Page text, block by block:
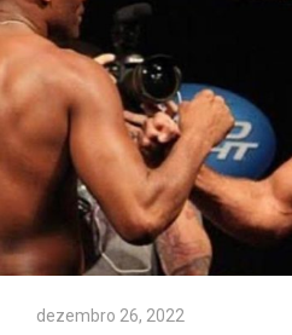
dezembro 26, 2022